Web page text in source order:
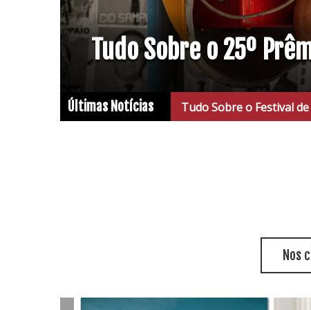
Tudo Sobre o 25º
Últimas NotíciasTudo Sobre o Festival de Cinema
Nos